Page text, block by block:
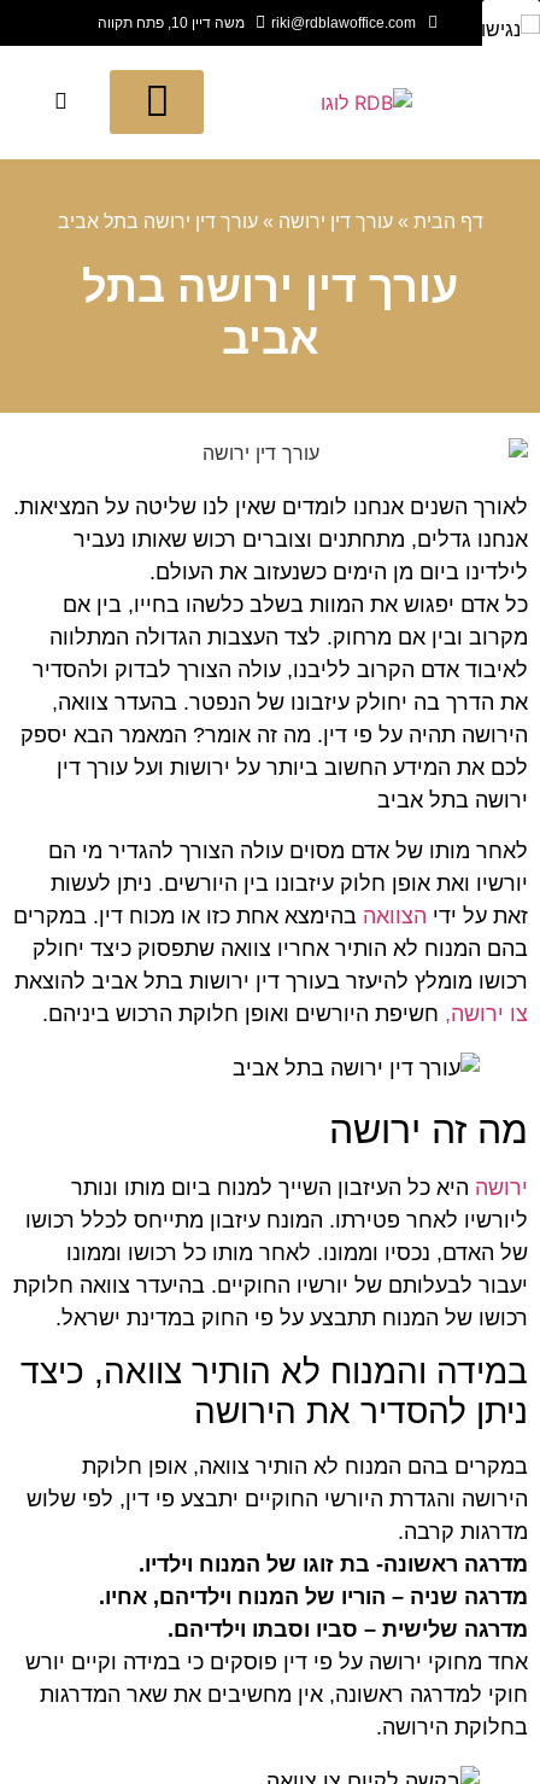
riki@rdblawoffice.com משה דיין 10, פתח תקווה
דף הבית »עורך דין ירושה »עורך דין ירושה בתל אביב
עורך דין ירושה בתל
אביב
לאורך השנים אנחנו לומדים שאין לנו שליטה על המציאות.
אנחנו גדלים, מתחתנים וצוברים רכוש שאותו נעביר
לילדינו ביום מן הימים כשנעזוב את העולם.
כל אדם יפגוש את המוות בשלב כלשהו בחייו, בין אם
מקרוב ובין אם מרחוק. לצד העצבות הגדולה המתלווה
לאיבוד אדם הקרוב לליבנו, עולה הצורך לבדוק ולהסדיר
את הדרך בה יחולק עיזבונו של הנפטר. בהעדר צוואה,
הירושה תהיה על פי דין. מה זה אומר? המאמר הבא יספק
לכם את המידע החשוב ביותר על ירושות ועל עורך דין
ירושה בתל אביב
לאחר מותו של אדם מסוים עולה הצורך להגדיר מי הם
יורשיו ואת אופן חלוק עיזבונו בין היורשים. ניתן לעשות
זאת על ידי הצוואה בהימצא אחת כזו או מכוח דין. במקרים
בהם המנוח לא הותיר אחריו צוואה שתפסוק כיצד יחולק
רכושו מומלץ להיעזר בעורך דין ירושות בתל אביב להוצאת
צו ירושה, חשיפת היורשים ואופן חלוקת הרכוש ביניהם.
מה זה ירושה
ירושה היא כל העיזבון השייך למנוח ביום מותו ונותר
ליורשיו לאחר פטירתו. המונח עיזבון מתייחס לכלל רכושו
של האדם, נכסיו וממונו. לאחר מותו כל רכושו וממונו
יעבור לבעלותם של יורשיו החוקיים. בהיעדר צוואה חלוקת
רכושו של המנוח תתבצע על פי החוק במדינת ישראל.
במידה והמנוח לא הותיר צוואה, כיצד
ניתן להסדיר את הירושה
במקרים בהם המנוח לא הותיר צוואה, אופן חלוקת
הירושה והגדרת היורשי החוקיים יתבצע פי דין, לפי שלוש
מדרגות קרבה.
מדרגה ראשונה- בת זוגו של המנוח וילדיו.
מדרגה שניה – הוריו של המנוח וילדיהם, אחיו.
מדרגה שלישית – סביו וסבתו וילדיהם.
אחד מחוקי ירושה על פי דין פוסקים כי במידה וקיים יורש
חוקי למדרגה ראשונה, אין מחשיבים את שאר המדרגות
בחלוקת הירושה.